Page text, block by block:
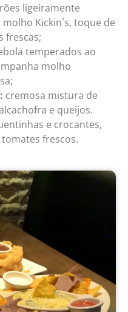
ligeiramente
Kickin´s, toque de
frescas;
temperados ao
molho
cremosa mistura de
e queijos.
e crocantes,
frescos.